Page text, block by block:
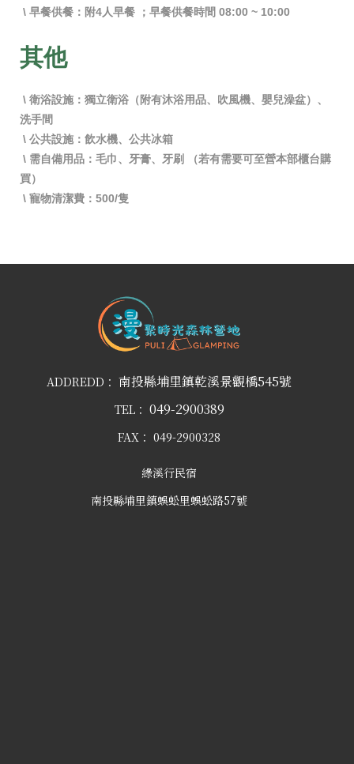
\ 早餐供餐：附4人早餐 ；早餐供餐時間 08:00 ~ 10:00
其他
\ 衛浴設施：獨立衛浴（附有沐浴用品、吹風機、嬰兒澡盆）、
洗手間
\ 公共設施：飲水機、公共冰箱
\ 需自備用品：毛巾、牙膏、牙刷 （若有需要可至營本部櫃台購
買）
\ 寵物清潔費：500/隻
ADDREDD： 南投縣埔里鎮乾溪景觀橋545號
TEL： 049-2900389
FAX： 049-2900328
綠溪行民宿
南投縣埔里鎮蜈蚣里蜈蚣路57號